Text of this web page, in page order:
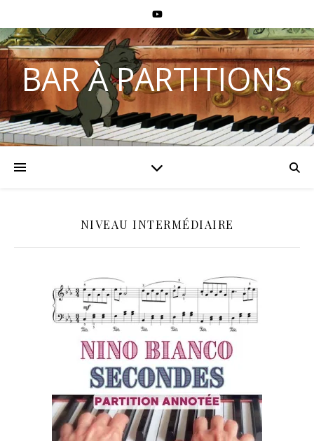
BAR À PARTITIONS
NIVEAU INTERMÉDIAIRE